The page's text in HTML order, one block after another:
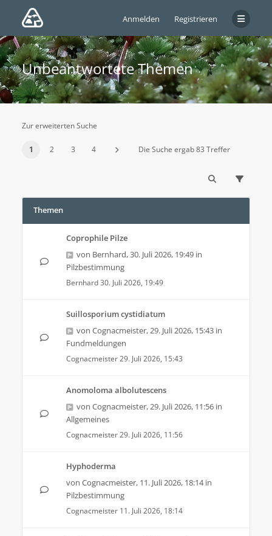
Anmelden Registrieren
Unbeantwortete Themen
Zur erweiterten Suche
1 2 3 4 Die Suche ergab 83 Treffer
Themen
Coprophile Pilze
von Bernhard,30. Juli 2026, 19:49 in
Pilzbestimmung
Bernhard30. Juli 2026, 19:49
Suillosporium cystidiatum
von Cognacmeister,29. Juli 2026, 15:43 in
Fundmeldungen
Cognacmeister29. Juli 2026, 15:43
Anomoloma albolutescens
von Cognacmeister,29. Juli 2026, 11:56 in
Allgemeines
Cognacmeister29. Juli 2026, 11:56
Hyphoderma
von Cognacmeister, 11. Juli 2026, 18:14in
Pilzbestimmung
Cognacmeister 11. Juli 2026, 18:14